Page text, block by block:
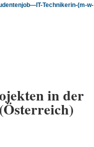
Technikerin-(m-w-
in der